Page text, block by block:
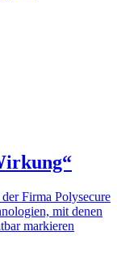
Firma Polysecure
mit denen
markieren